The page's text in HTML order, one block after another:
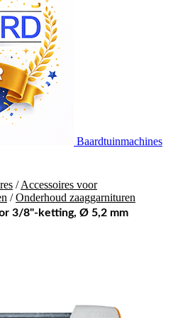
Baardtuinmachines
/Accessoires voor
/Onderhoud zaaggarnituren
3/8"-ketting, Ø 5,2 mm